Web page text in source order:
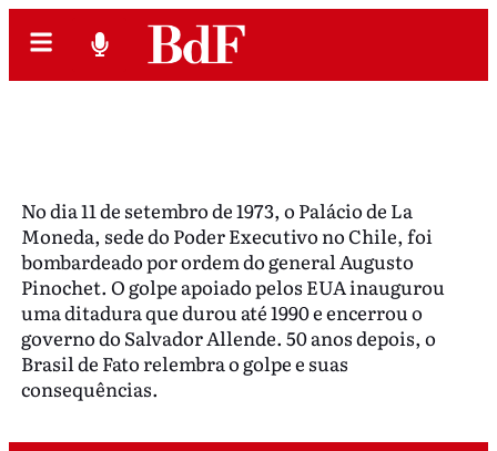
No dia 11 de setembro de 1973, o Palácio de La
Moneda, sede do Poder Executivo no Chile, foi
bombardeado por ordem do general Augusto
Pinochet. O golpe apoiado pelos EUA inaugurou
uma ditadura que durou até 1990 e encerrou o
governo do Salvador Allende. 50 anos depois, o
Brasil de Fato relembra o golpe e suas
consequências.